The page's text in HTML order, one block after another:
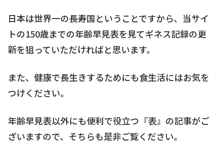
日本は世界一の長寿国ということですから、当サイ
トの150歳までの年齢早見表を見てギネス記録の更
新を狙っていただければと思います。
また、健康で長生きするためにも食生活にはお気を
つけください。
年齢早見表以外にも便利で役立つ『表』の記事がご
ざいますので、そちらも是非ご覧ください。